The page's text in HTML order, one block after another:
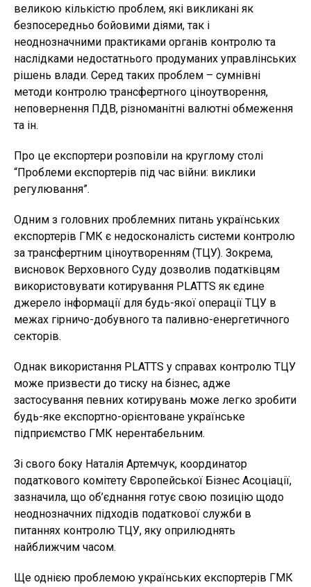
великою кількістю проблем, які викликані як
безпосередньо бойовими діями, так і
неоднозначними практиками органів контролю та
наслідками недостатнього продуманих управлінських
рішень влади. Серед таких проблем – сумнівні
методи контролю трансфертного ціноутворення,
неповернення ПДВ, різноманітні валютні обмеження
та ін.
Про це експортери розповіли на круглому столі
“Проблеми експортерів під час війни: виклики
регулювання”.
Одним з головних проблемних питань українських
експортерів ГМК є недосконалість системи контролю
за трансфертним ціноутворенням (ТЦУ). Зокрема,
висновок Верховного Суду дозволив податківцям
використовувати котирування PLATTS як єдине
джерело інформації для будь-якої операції ТЦУ в
межах гірничо-добувного та паливно-енергетичного
секторів.
Однак використання PLATTS у справах контролю ТЦУ
може призвести до тиску на бізнес, адже
застосування певних котирувань може легко зробити
будь-яке експортно-орієнтоване українське
підприємство ГМК нерентабельним.
Зі свого боку Наталія Артемчук, координатор
податкового комітету Європейської Бізнес Асоціації,
зазначила, що об’єднання готує свою позицію щодо
неоднозначних підходів податкової служби в
питаннях контролю ТЦУ, яку оприлюднять
найближчим часом.
Ще однією проблемою українських експортерів ГМК